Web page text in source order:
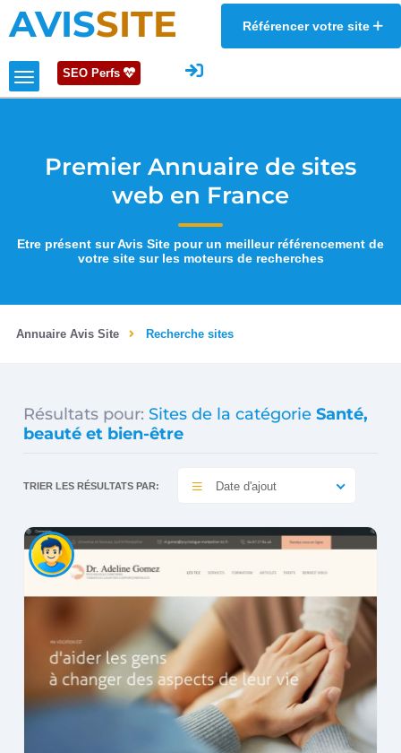
AVISSITE Référencer votre site
SEO Perfs
Premier Annuaire de sites
web en France
Etre présent sur Avis Site pour un meilleur référencement de
votre site sur les moteurs de recherches
Annuaire Avis Site Recherche sites
Résultats pour: Sites de la catégorie Santé,
beauté et bien-être
TRIER LES RÉSULTATS PAR: Date d'ajout